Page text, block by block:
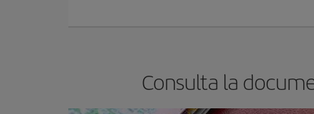
Consulta la